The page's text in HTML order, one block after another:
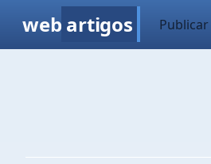
web artigos Publicar